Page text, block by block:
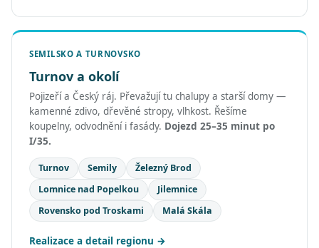
SEMILSKO A TURNOVSKO
Turnov a okolí
Pojizeří a Český ráj. Převažují tu chalupy a starší domy —
kamenné zdivo, dřevěné stropy, vlhkost. Řešíme
koupelny, odvodnění i fasády. Dojezd 25–35 minut po
I/35.
Turnov Semily
Železný Brod
Lomnice nad Popelkou
Jilemnice
Rovensko pod Troskami
Malá Skála
Realizace a detail regionu